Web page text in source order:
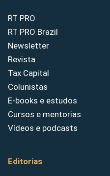
RT PRO
RT PRO Brazil
Newsletter
Revista
Tax Capital
Colunistas
E-books e estudos
Cursos e mentorias
Vídeos e podcasts
Editorias